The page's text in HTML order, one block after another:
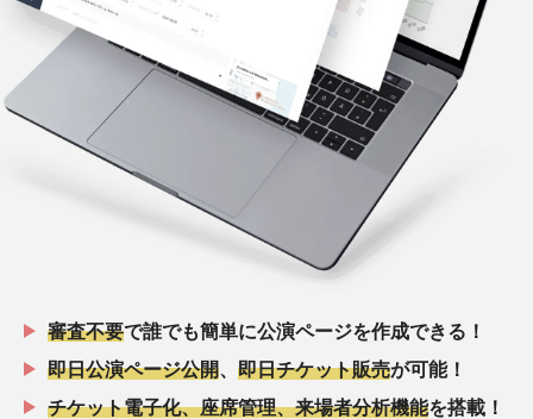
審査不要で誰でも簡単に公演ページを作成できる！
即日公演ページ公開
即日チケット販売が可能！
チケット電子化、座席管理、来場者分析機能を搭載！